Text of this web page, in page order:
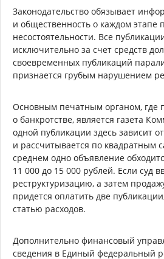
Законодательство обязывает
и общественность о каждом этапе
несостоятельности. Все
исключительно за счет средств
своевременных публикаций
признается грубым нарушением
Основным печатным органом, где
о банкротстве, является газета
одной публикации здесь зависит
и рассчитывается по квадратным
среднем одно объявление
11 000 до 15 000 рублей. Если суд
реструктуризацию, а затем
придется оплатить две
статью расходов.
Дополнительно финансовый
сведения в Единый федеральный